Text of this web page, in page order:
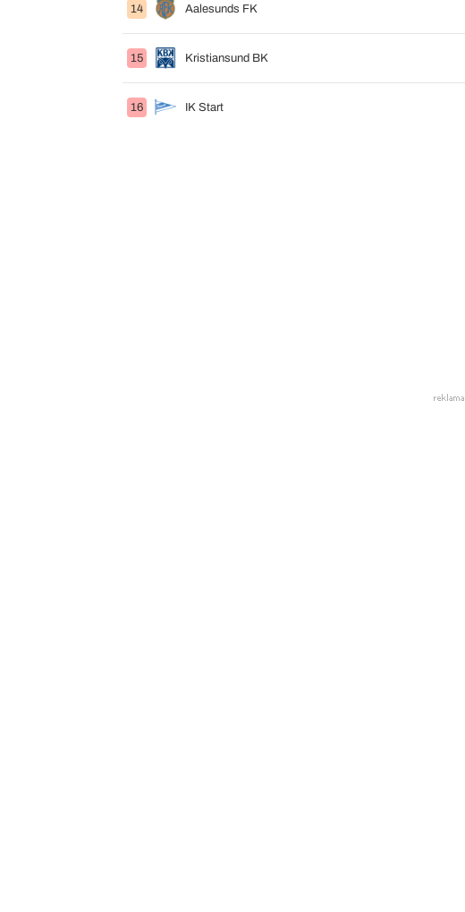
14 Aalesunds FK
15 Kristiansund BK
16 IK Start